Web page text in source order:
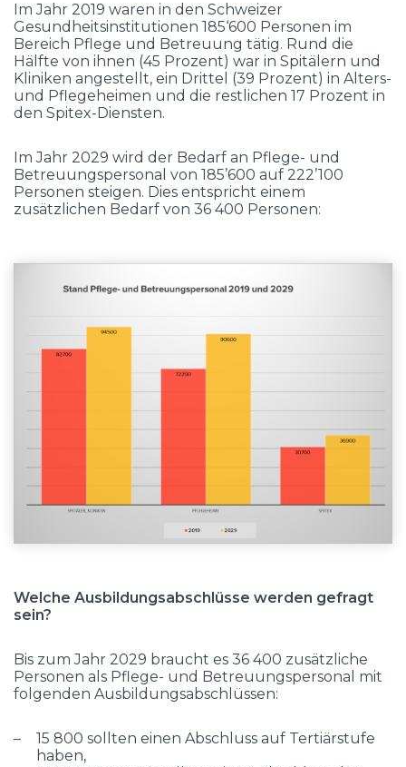
Im Jahr 2019 waren in den Schweizer
Gesundheitsinstitutionen 185‘600 Personen im
Bereich Pflege und Betreuung tätig. Rund die
Hälfte von ihnen (45 Prozent) war in Spitälern und
Kliniken angestellt, ein Drittel (39 Prozent) in Alters-
und Pflegeheimen und die restlichen 17 Prozent in
den Spitex-Diensten.
Im Jahr 2029 wird der Bedarf an Pflege- und
Betreuungspersonal von 185’600 auf 222’100
Personen steigen. Dies entspricht einem
zusätzlichen Bedarf von 36 400 Personen:
Welche Ausbildungsabschlüsse werden gefragt
sein?
Bis zum Jahr 2029 braucht es 36 400 zusätzliche
Personen als Pflege- und Betreuungspersonal mit
folgenden Ausbildungsabschlüssen:
15 800 sollten einen Abschluss auf Tertiärstufe
haben,